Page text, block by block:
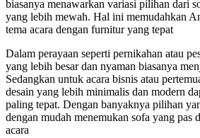
biasanya menawarkan variasi pilihan dari
yang lebih mewah. Hal ini memudahkan
tema acara dengan furnitur yang tepat
Dalam perayaan seperti pernikahan atau
yang lebih besar dan nyaman biasanya
Sedangkan untuk acara bisnis atau
desain yang lebih minimalis dan modern
paling tepat. Dengan banyaknya pilihan
dengan mudah menemukan sofa yang pas
acara